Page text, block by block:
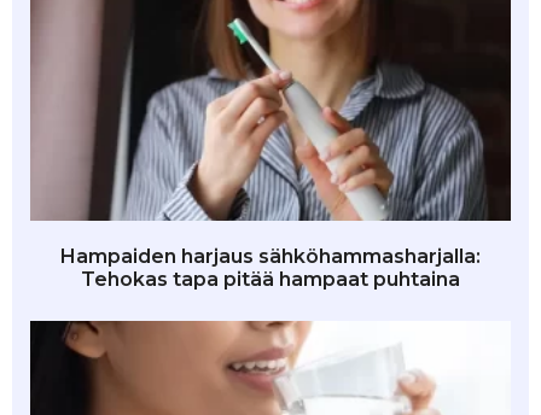
Hampaiden harjaus sähköhammasharjalla:
Tehokas tapa pitää hampaat puhtaina